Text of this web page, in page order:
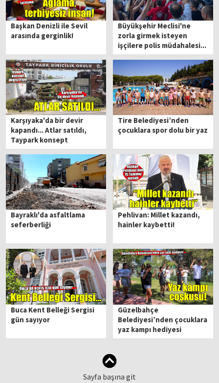
Başkan Denizli ile Sevil
arasında gerginlik!
Büyükşehir Meclisi'ne
zorla girmek isteyen
işçilere polis müdahalesi...
Karşıyaka'da bir devir
kapandı... Atlar satıldı,
Taypark konsept
değiştiriyor!
Tire Belediyesi’nden
çocuklara spor dolu bir yaz
Bayraklı'da asfaltlama
seferberliği
Pehlivan: Millet kazandı,
hainler kaybetti!
Buca Kent Belleği Sergisi
gün sayıyor
Güzelbahçe
Belediyesi’nden çocuklara
yaz kampı hediyesi
Sayfa başına git